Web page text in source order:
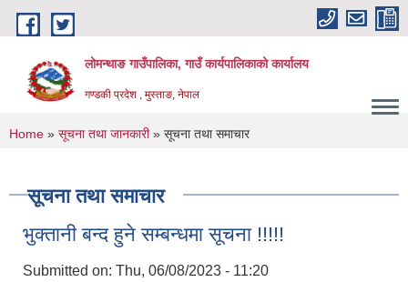
Skip to main content
लोमन्थाङ गाउँपालिका, गाउँ कार्यपालिकाको कार्यालय
गण्डकी प्रदेश , मुस्ताङ, नेपाल
You are here
Home » सूचना तथा जानकारी» सूचना तथा समाचार
सूचना तथा समाचार
भुक्तानी बन्द हुने सम्बन्धमा सूचना !!!!!
Submitted on: Thu, 06/08/2023 - 11:20